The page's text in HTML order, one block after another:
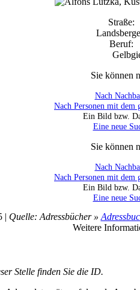
Straße:
Beruf:
Sie können
Nach
Nach Personen mit dem
Ein Bild bzw.
Eine neue
Sie können
Nach
Nach Personen mit dem
Ein Bild bzw.
Eine neue
| Quelle: Adressbücher »
Weitere
Stelle finden Sie die ID.